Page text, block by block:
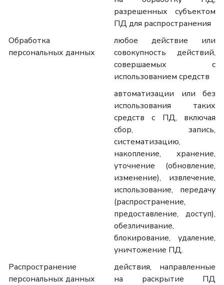
разрешенных субъектом
ПД для распространения
Обработка
персональных данных
любое действие или
совокупность действий,
совершаемых с
использованием средств
автоматизации или без
использования таких
средств с ПД, включая
сбор, запись,
систематизацию,
накопление, хранение,
уточнение (обновление,
изменение), извлечение,
использование, передачу
(распространение,
предоставление, доступ),
обезличивание,
блокирование, удаление,
уничтожение ПД.
Распространение
персональных данных
действия, направленные
на раскрытие ПД